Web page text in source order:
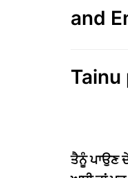
and
Tainu
ਤੈਨੂੰ ਪਾਉਣ